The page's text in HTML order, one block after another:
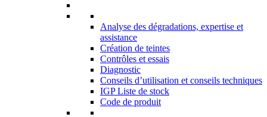
Analyse des dégradations, expertise et
assistance
Création de teintes
Contrôles et essais
Diagnostic
Conseils d’utilisation et conseils techniques
IGP Liste de stock
Code de produit